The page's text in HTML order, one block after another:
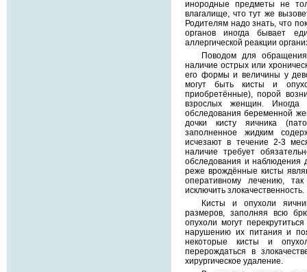
инородные предметы не
влагалище, что тут же
Родителям надо знать, что
органов иногда бывает
аллергической реакции
Поводом для обращения
наличие острых или
его формы и величины у
могут быть кисты и
приобретённые), порой
взрослых женщин. Иногда
обследования беременной
дочки кисту яичника
заполненное жидким
исчезают в течение 2-3
наличие требует
обследования и наблюдения
реже врождённые кисты
оперативному лечению,
исключить злокачественность.
Кисты и опухоли
размеров, заполняя всю
опухоли могут
нарушению их питания и
некоторые кисты и
перерождаться в
хирургическое удаление.